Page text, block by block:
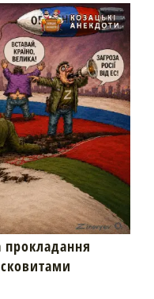
прокладання